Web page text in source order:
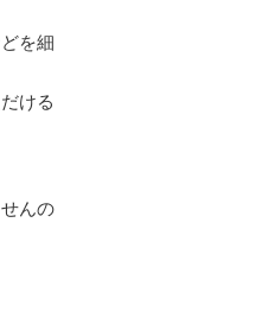
を細
ける
んの